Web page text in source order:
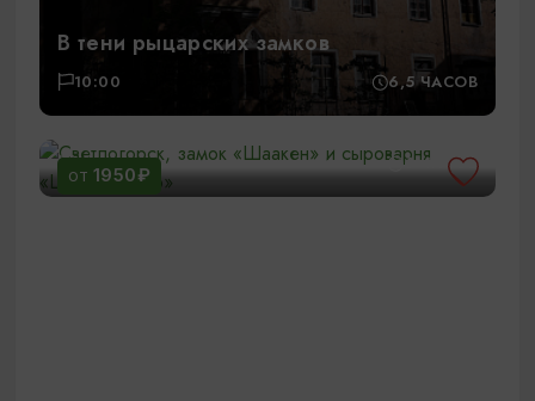
В тени рыцарских замков
10:00 6,5 ЧАСОВ
ОТ 1950₽
Светлогорск, замок «Шаакен» и
сыроварня «ШаакенДорф»
11:00 6 ЧАСОВ